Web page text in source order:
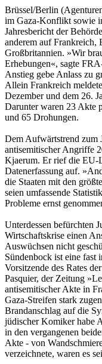
Brüssel/Berlin
im Gaza-Konflikt sowie
Jahresbericht der
anderem auf Frankreich,
Großbritannien. »Wir
Erhebungen«, sagte
Anstieg gebe Anlass zu
Allein Frankreich
Dezember und dem 26.
Darunter waren 23 Akte
und 65 Drohungen.
Dem Aufwärtstrend zum
antisemitischer Angriffe
Kjaerum. Er rief die EU-
Datenerfassung auf.
die Staaten mit den
seien umfassende
Probleme ernst
Unterdessen befürchten
Wirtschaftskrise einen
Auswüchsen nicht
Sündenbock ist eine fast
Vorsitzende des Rates
Pasquier, der Zeitung
antisemitischer Akte in
Gaza-Streifen stark
Brandanschlag auf die
jüdischer Komiker habe
in den vergangenen
Akte - von
verzeichnete, waren es